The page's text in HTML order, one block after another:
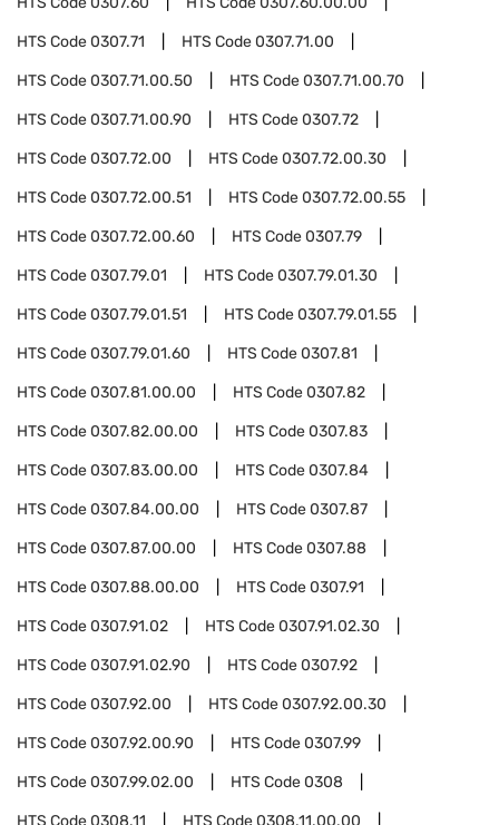
HTS Code0307.71 HTS Code0307.71.00
HTS Code0307.71.00.50 HTS Code0307.71.00.70
HTS Code0307.71.00.90 HTS Code0307.72
HTS Code0307.72.00 HTS Code0307.72.00.30
HTS Code0307.72.00.51 HTS Code0307.72.00.55
HTS Code0307.72.00.60 HTS Code0307.79
HTS Code0307.79.01 HTS Code0307.79.01.30
HTS Code0307.79.01.51 HTS Code0307.79.01.55
HTS Code0307.79.01.60 HTS Code0307.81
HTS Code0307.81.00.00 HTS Code0307.82
HTS Code0307.82.00.00 HTS Code0307.83
HTS Code0307.83.00.00 HTS Code0307.84
HTS Code0307.84.00.00 HTS Code0307.87
HTS Code0307.87.00.00 HTS Code0307.88
HTS Code0307.88.00.00 HTS Code0307.91
HTS Code0307.91.02 HTS Code0307.91.02.30
HTS Code0307.91.02.90 HTS Code0307.92
HTS Code0307.92.00 HTS Code0307.92.00.30
HTS Code0307.92.00.90 HTS Code0307.99
HTS Code0307.99.02.00 HTS Code0308
HTS Code0308.11 HTS Code0308.11.00.00